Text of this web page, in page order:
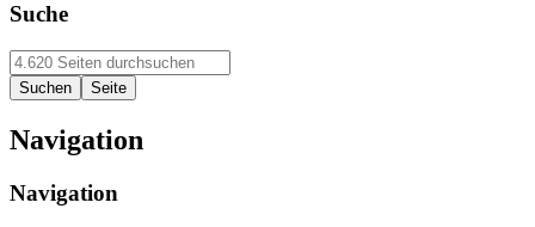
Suche
Navigation
Navigation